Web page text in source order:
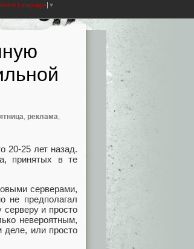
Language ▼
, реклама,
20-25 лет назад.
принятых в те
серверами,
не предполагал
и просто
невероятным,
или просто